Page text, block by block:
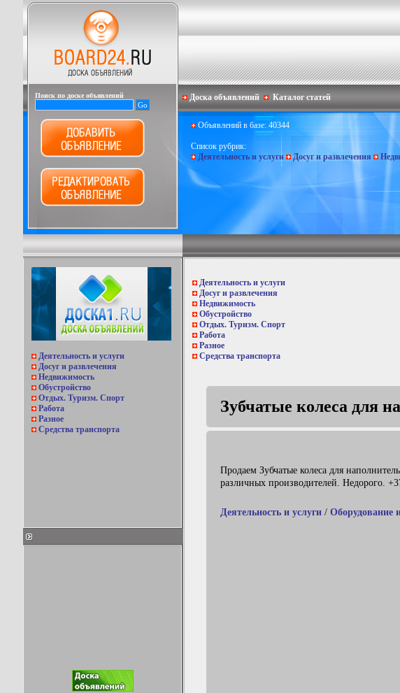
Поиск по доске объявлений
Деятельность и услуги
Досуг и развлечения
Недвижимость
Обустройство
Отдых. Туризм. Спорт
Работа
Разное
Средства транспорта
Доска объявлений Каталог статей
Объявлений в базе: 40344
Список рубрик:
Деятельность и услуги
Досуг и развлечения
Деятельность и услуги
Досуг и развлечения
Недвижимость
Обустройство
Отдых. Туризм. Спорт
Работа
Разное
Средства транспорта
Зубчатые колеса для
Продаем Зубчатые колеса для
различных производителей. Недорого.
Деятельность и услуги / Оборудование